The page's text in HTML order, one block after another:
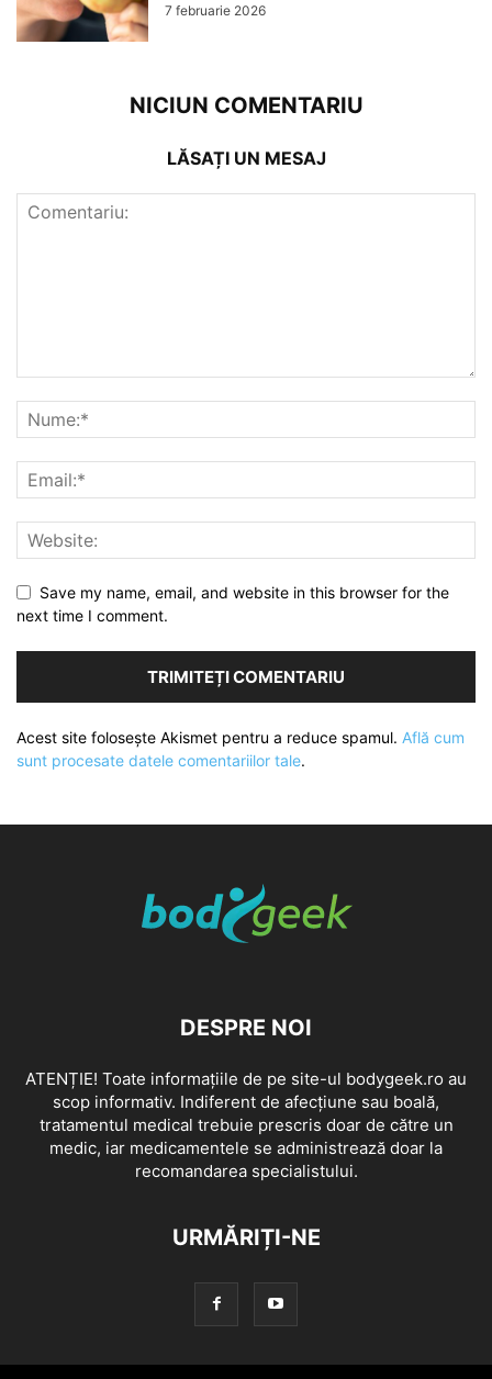
7 februarie 2026
NICIUN COMENTARIU
LĂSAȚI UN MESAJ
Save my name, email, and website in this browser for the
next time I comment.
Acest site folosește Akismet pentru a reduce spamul. Află cum
sunt procesate datele comentariilor tale.
DESPRE NOI
ATENȚIE! Toate informațiile de pe site-ul bodygeek.ro au
scop informativ. Indiferent de afecțiune sau boală,
tratamentul medical trebuie prescris doar de către un
medic, iar medicamentele se administrează doar la
recomandarea specialistului.
URMĂRIȚI-NE